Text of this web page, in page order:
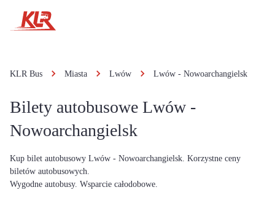
KLR Bus Miasta Lwów Lwów - Nowoarchangielsk
Bilety autobusowe Lwów -
Nowoarchangielsk
Kup bilet autobusowy Lwów - Nowoarchangielsk. Korzystne ceny
biletów autobusowych.
Wygodne autobusy. Wsparcie całodobowe.